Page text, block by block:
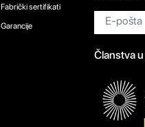
Fabrički sertifikati
Garancije
Email
Članstva